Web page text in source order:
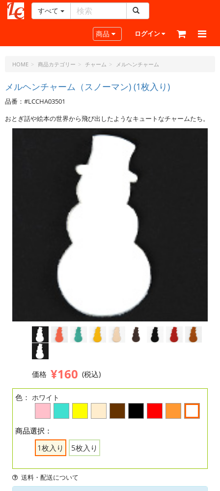
ー
ラ
ト・
ド
ッ
ト・
ジ
すべて
Toggle navigation
商品 ログイン
HOME 商品カテゴリー チャーム メルヘンチャーム
メルヘンチャーム（スノーマン) (1枚入り)
品番：#LCCHA03501
おとぎ話や絵本の世界から飛び出したようなキュートなチャームたち。
価格 ¥160 (税込)
色： ホワイト
商品選択：
1枚入り
5枚入り
送料・配送について